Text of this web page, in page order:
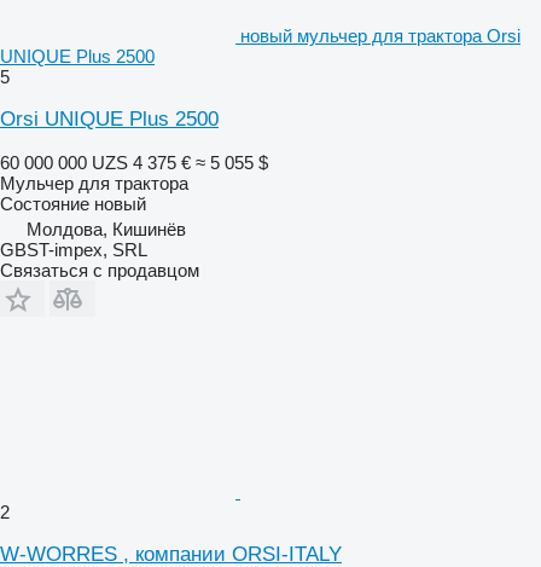
новый мульчер для трактора Orsi
UNIQUE Plus 2500
5
Orsi UNIQUE Plus 2500
60 000 000 UZS 4 375 € ≈ 5 055 $
Мульчер для трактора
Состояние новый
Молдова, Кишинёв
GBST-impex, SRL
Связаться с продавцом
2
W-WORRES , компании ORSI-ITALY